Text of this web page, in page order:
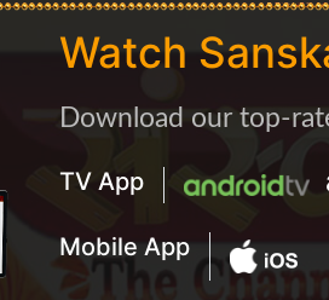
Watch
Download our top-
TV App
Mobile App